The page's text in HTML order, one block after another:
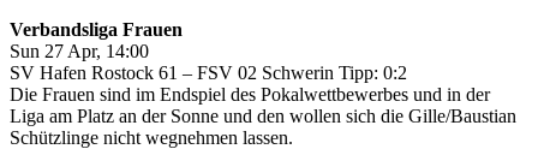
Verbandsliga Frauen
Sun 27 Apr, 14:00
SV Hafen Rostock 61 – FSV 02 Schwerin Tipp: 0:2
Die Frauen sind im Endspiel des Pokalwettbewerbes und in der
Liga am Platz an der Sonne und den wollen sich die Gille/Baustian
Schützlinge nicht wegnehmen lassen.